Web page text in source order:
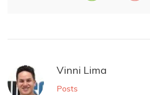
Vinni Lima
Posts